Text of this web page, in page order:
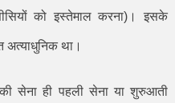
को इस्तेमाल करना)। इसके
अत्याधुनिक था।
सेना ही पहली सेना या शुरुआती